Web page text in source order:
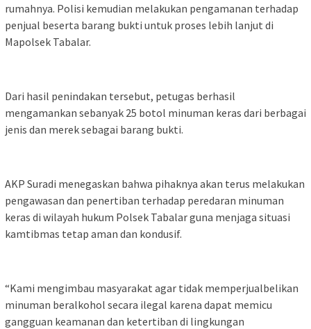
rumahnya. Polisi kemudian melakukan pengamanan terhadap
penjual beserta barang bukti untuk proses lebih lanjut di
Mapolsek Tabalar.
Dari hasil penindakan tersebut, petugas berhasil
mengamankan sebanyak 25 botol minuman keras dari berbagai
jenis dan merek sebagai barang bukti.
AKP Suradi menegaskan bahwa pihaknya akan terus melakukan
pengawasan dan penertiban terhadap peredaran minuman
keras di wilayah hukum Polsek Tabalar guna menjaga situasi
kamtibmas tetap aman dan kondusif.
“Kami mengimbau masyarakat agar tidak memperjualbelikan
minuman beralkohol secara ilegal karena dapat memicu
gangguan keamanan dan ketertiban di lingkungan